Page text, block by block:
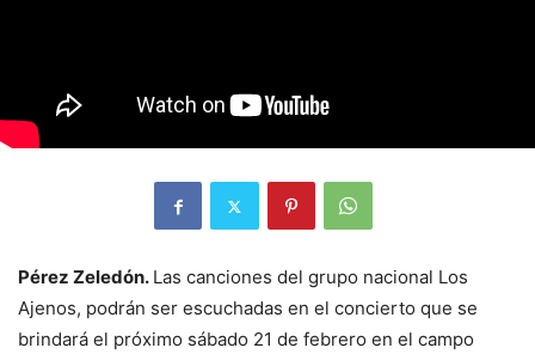
Pérez Zeledón. Las canciones del grupo nacional Los
Ajenos, podrán ser escuchadas en el concierto que se
brindará el próximo sábado 21 de febrero en el campo